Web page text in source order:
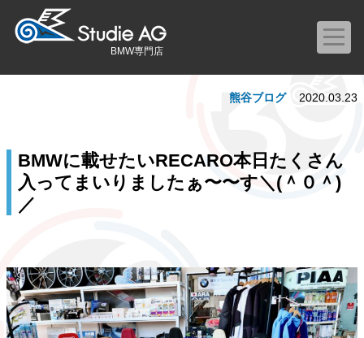
BMW専門店
BMWに載せたいRECARO本日たくさん
入ってまいりましたぁ〜〜す＼(＾０＾)
／
熊谷ブログ 2020.03.23